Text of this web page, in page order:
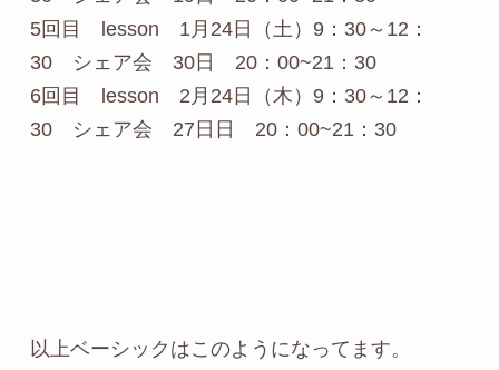
5回目 lesson 1月24日（土）9：30～12：
30 シェア会 30日 20：00~21：30
6回目 lesson 2月24日（木）9：30～12：
30 シェア会 27日日 20：00~21：30
以上ベーシックはこのようになってます。